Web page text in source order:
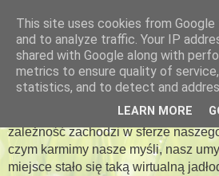
Apetyt na więcej
jadłodajnia dla
Bo jesteś tym, co jesz…. Pewna
zależność zachodzi w sferze
czym karmimy nasze myśli, nasz
miejsce stało się taką wirtualną
This site uses cookies from
and to analyze traffic. Your IP
shared with Google along with
metrics to ensure quality of
statistics, and to detect and
LEARN MORE